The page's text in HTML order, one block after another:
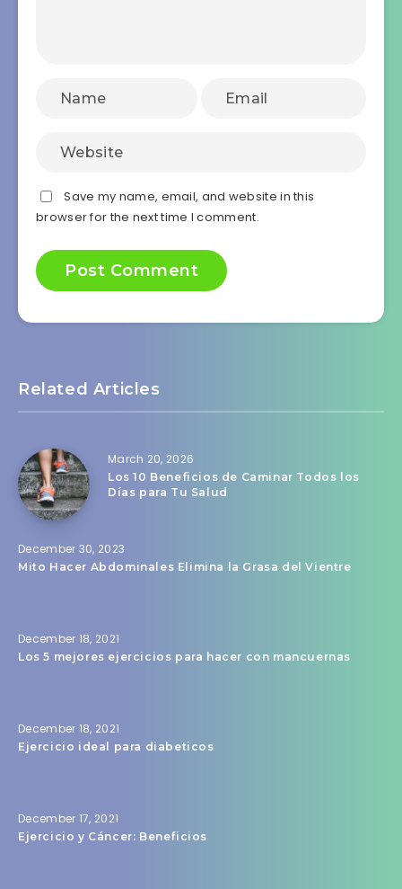
Save my name, email, and website in this
browser for the next time I comment.
Related Articles
March 20, 2026
Los 10 Beneficios de Caminar Todos los
Días para Tu Salud
December 30, 2023
Mito Hacer Abdominales Elimina la Grasa del Vientre
December 18, 2021
Los 5 mejores ejercicios para hacer con mancuernas
December 18, 2021
Ejercicio ideal para diabeticos
December 17, 2021
Ejercicio y Cáncer: Beneficios